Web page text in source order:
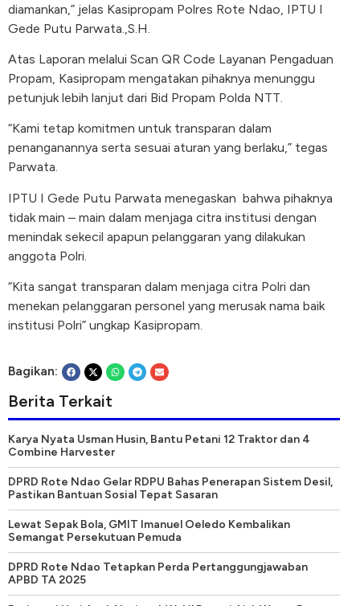
Berita Terkait
Karya Nyata Usman Husin, Bantu Petani 12 Traktor dan 4
Combine Harvester
DPRD Rote Ndao Gelar RDPU Bahas Penerapan Sistem Desil,
Pastikan Bantuan Sosial Tepat Sasaran
Lewat Sepak Bola, GMIT Imanuel Oeledo Kembalikan
Semangat Persekutuan Pemuda
DPRD Rote Ndao Tetapkan Perda Pertanggungjawaban
APBD TA 2025
diamankan,” jelas Kasipropam Polres Rote Ndao, IPTU I
Gede Putu Parwata.,S.H.
Atas Laporan melalui Scan QR Code Layanan Pengaduan
Propam, Kasipropam mengatakan pihaknya menunggu
petunjuk lebih lanjut dari Bid Propam Polda NTT.
“Kami tetap komitmen untuk transparan dalam
penanganannya serta sesuai aturan yang berlaku,” tegas
Parwata.
IPTU I Gede Putu Parwata menegaskan bahwa pihaknya
tidak main – main dalam menjaga citra institusi dengan
menindak sekecil apapun pelanggaran yang dilakukan
anggota Polri.
“Kita sangat transparan dalam menjaga citra Polri dan
menekan pelanggaran personel yang merusak nama baik
institusi Polri” ungkap Kasipropam.
Bagikan: